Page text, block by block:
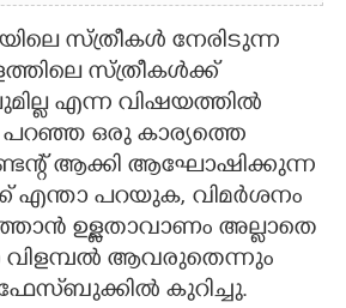
സ്ത്രീകൾ നേരിടുന്ന
സ്ത്രീകൾക്ക്
എന്ന വിഷയത്തിൽ
ഒരു കാര്യത്തെ
ആക്കി ആഘോഷിക്കുന്ന
എന്താ പറയുക, വിമർശനം
ഉള്ളതാവാണം അല്ലാതെ
വിളമ്പൽ ആവരുതെന്നും
കുറിച്ചു.